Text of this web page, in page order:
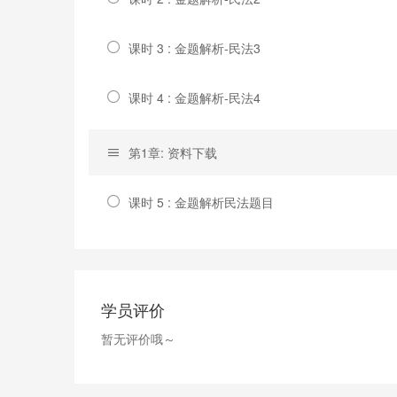
课时 3 : 金题解析-民法3
课时 4 : 金题解析-民法4
第1章: 资料下载
课时 5 : 金题解析民法题目
学员评价
暂无评价哦～